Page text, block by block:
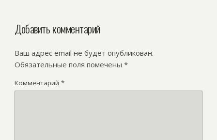
Добавить комментарий
Ваш адрес email не будет опубликован.
Обязательные поля помечены *
Комментарий *